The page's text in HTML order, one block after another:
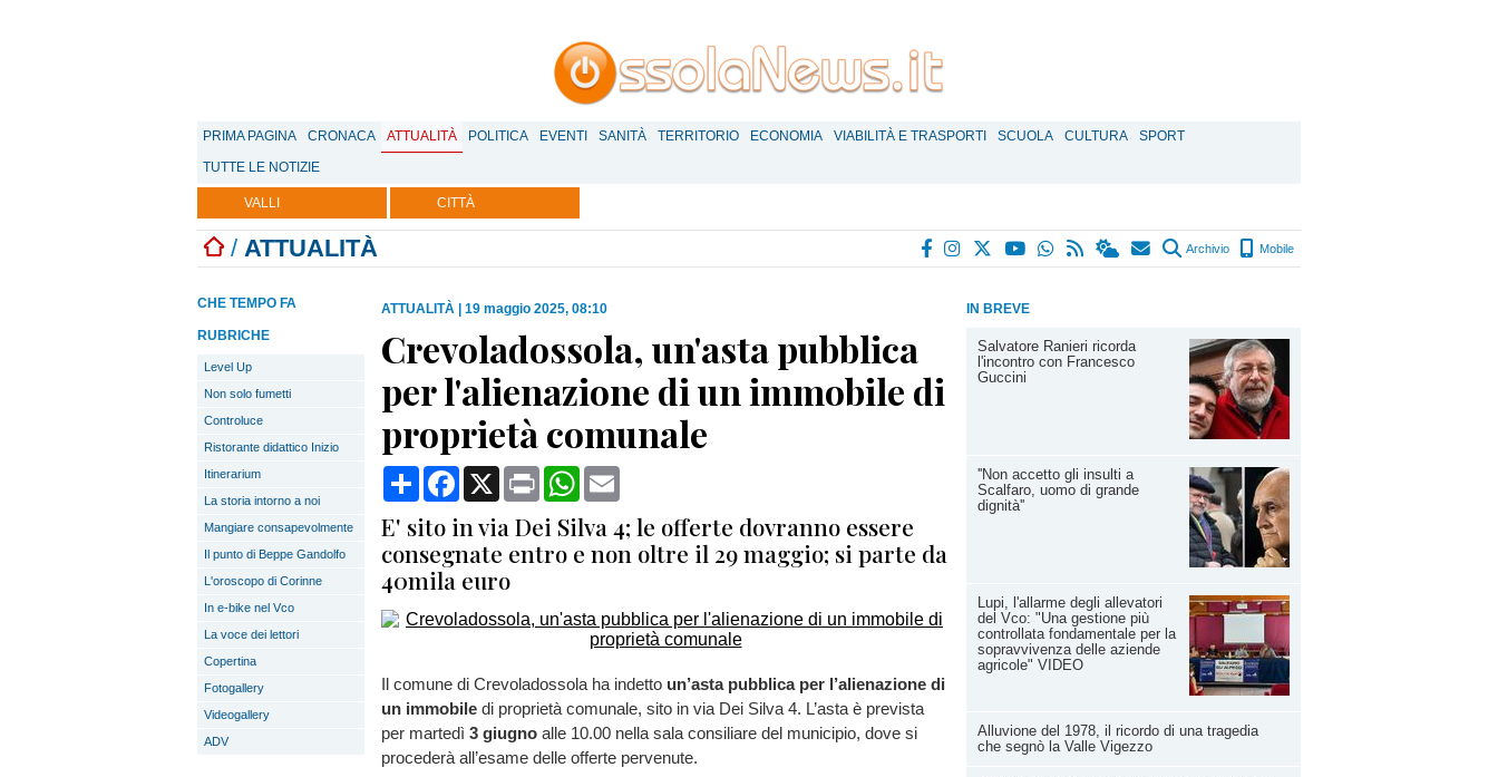
PRIMA PAGINA CRONACA ATTUALITÀ POLITICA EVENTI SANITÀ TERRITORIO ECONOMIA VIABILITÀ E TRASPORTI SCUOLA CULTURA
SPORT
TUTTE LE NOTIZIE
VALLI CITTÀ
/ ATTUALITÀ Archivio Mobile
IN BREVE
Salvatore Ranieri ricorda
l'incontro con Francesco
Guccini
''Non accetto gli insulti a
Scalfaro, uomo di grande
dignità''
Lupi, l'allarme degli allevatori
del Vco: "Una gestione più
controllata fondamentale per la
sopravvivenza delle aziende
agricole" VIDEO
Alluvione del 1978, il ricordo di una tragedia
che segnò la Valle Vigezzo
CHE TEMPO FA
RUBRICHE
Level Up
Non solo fumetti
Controluce
Ristorante didattico Inizio
Itinerarium
La storia intorno a noi
Mangiare consapevolmente
Il punto di Beppe Gandolfo
L'oroscopo di Corinne
In e-bike nel Vco
La voce dei lettori
Copertina
Fotogallery
Videogallery
ADV
ATTUALITÀ 19 maggio 2025, 08:10
Crevoladossola, un'asta pubblica
per l'alienazione di un immobile di
proprietà comunale
CondividiFacebook
X Print WhatsApp
E' sito in via Dei Silva 4; le offerte dovranno essere
consegnate entro e non oltre il 29 maggio; si parte da
40mila euro
Il comune di Crevoladossola ha indetto un’asta pubblica per l’alienazione di
un immobile di proprietà comunale, sito in via Dei Silva 4. L’asta è prevista
per martedì 3 giugno alle 10.00 nella sala consiliare del municipio, dove si
procederà all’esame delle offerte pervenute.